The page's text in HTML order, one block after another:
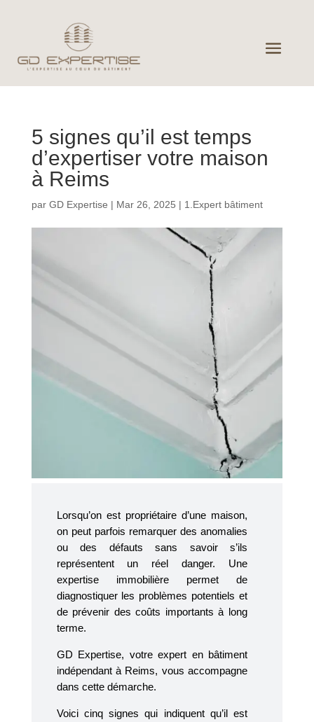
5 signes qu’il est temps
d’expertiser votre maison
à Reims
par GD Expertise | Mar 26, 2025 | 1.Expert bâtiment
Lorsqu’on est propriétaire d’une maison,
on peut parfois remarquer des anomalies
ou des défauts sans savoir s’ils
représentent un réel danger. Une
expertise immobilière permet de
diagnostiquer les problèmes potentiels et
de prévenir des coûts importants à long
terme.
GD Expertise, votre expert en bâtiment
indépendant à Reims, vous accompagne
dans cette démarche.
Voici cinq signes qui indiquent qu’il est